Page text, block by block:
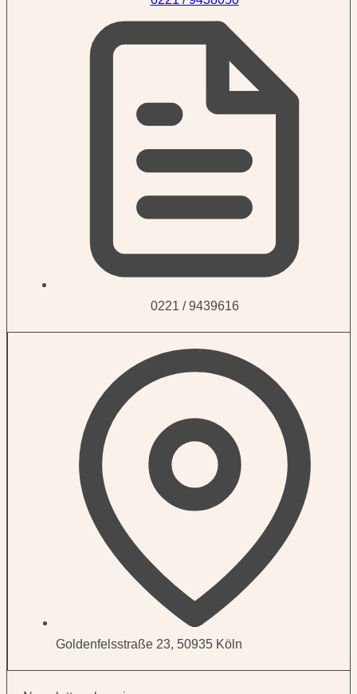
0221 / 9439616
Goldenfelsstraße 23, 50935 Köln